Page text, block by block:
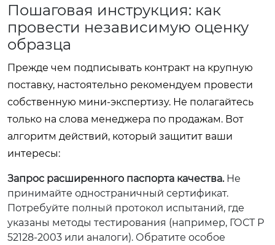
Пошаговая инструкция: как
провести независимую оценку
образца
Прежде чем подписывать контракт на крупную
поставку, настоятельно рекомендуем провести
собственную мини-экспертизу. Не полагайтесь
только на слова менеджера по продажам. Вот
алгоритм действий, который защитит ваши
интересы:
Запрос расширенного паспорта качества.Не
принимайте одностраничный сертификат.
Потребуйте полный протокол испытаний, где
указаны методы тестирования (например, ГОСТ Р
52128-2003 или аналоги). Обратите особое